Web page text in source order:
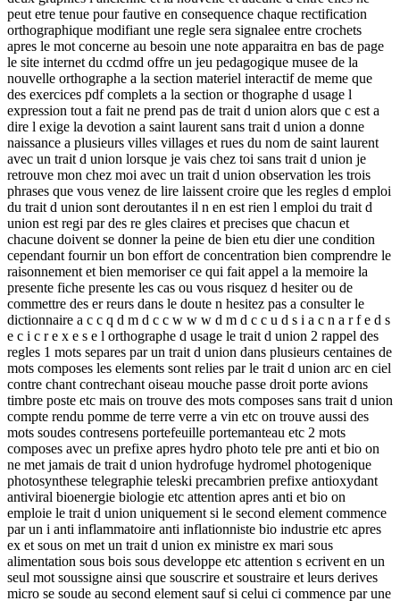
peut etre tenue pour fautive en consequence chaque rectification
orthographique modifiant une regle sera signalee entre crochets
apres le mot concerne au besoin une note apparaitra en bas de page
le site internet du ccdmd offre un jeu pedagogique musee de la
nouvelle orthographe a la section materiel interactif de meme que
des exercices pdf complets a la section or thographe d usage l
expression tout a fait ne prend pas de trait d union alors que c est a
dire l exige la devotion a saint laurent sans trait d union a donne
naissance a plusieurs villes villages et rues du nom de saint laurent
avec un trait d union lorsque je vais chez toi sans trait d union je
retrouve mon chez moi avec un trait d union observation les trois
phrases que vous venez de lire laissent croire que les regles d emploi
du trait d union sont deroutantes il n en est rien l emploi du trait d
union est regi par des re gles claires et precises que chacun et
chacune doivent se donner la peine de bien etu dier une condition
cependant fournir un bon effort de concentration bien comprendre le
raisonnement et bien memoriser ce qui fait appel a la memoire la
presente fiche presente les cas ou vous risquez d hesiter ou de
commettre des er reurs dans le doute n hesitez pas a consulter le
dictionnaire a c c q d m d c c w w w d m d c c u d s i a c n a r f e d s
e c i c r e x e s e l orthographe d usage le trait d union 2 rappel des
regles 1 mots separes par un trait d union dans plusieurs centaines de
mots composes les elements sont relies par le trait d union arc en ciel
contre chant contrechant oiseau mouche passe droit porte avions
timbre poste etc mais on trouve des mots composes sans trait d union
compte rendu pomme de terre verre a vin etc on trouve aussi des
mots soudes contresens portefeuille portemanteau etc 2 mots
composes avec un prefixe apres hydro photo tele pre anti et bio on
ne met jamais de trait d union hydrofuge hydromel photogenique
photosynthese telegraphie teleski precambrien prefixe antioxydant
antiviral bioenergie biologie etc attention apres anti et bio on
emploie le trait d union uniquement si le second element commence
par un i anti inflammatoire anti inflationniste bio industrie etc apres
ex et sous on met un trait d union ex ministre ex mari sous
alimentation sous bois sous developpe etc attention s ecrivent en un
seul mot soussigne ainsi que souscrire et soustraire et leurs derives
micro se soude au second element sauf si celui ci commence par une